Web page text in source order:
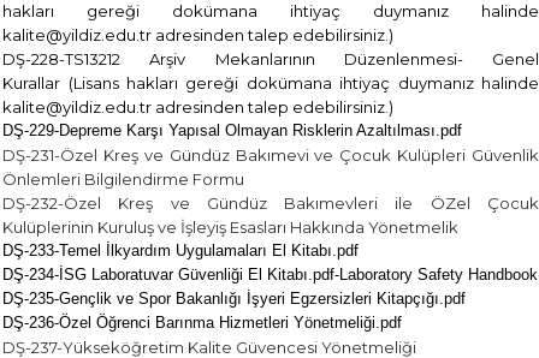
hakları gereği dokümana ihtiyaç duymanız halinde
kalite@yildiz.edu.tr adresinden talep edebilirsiniz.)
DŞ-228-TS13212 Arşiv Mekanlarının Düzenlenmesi- Genel
Kurallar (Lisans hakları gereği dokümana ihtiyaç duymanız halinde
kalite@yildiz.edu.tr adresinden talep edebilirsiniz.)
DŞ-229-Depreme Karşı Yapısal Olmayan Risklerin Azaltılması.pdf
DŞ-231-Özel Kreş ve Gündüz Bakımevi ve Çocuk Kulüpleri Güvenlik
Önlemleri Bilgilendirme Formu
DŞ-232-Özel Kreş ve Gündüz Bakımevleri ile ÖZel Çocuk
Kulüplerinin Kuruluş ve İşleyiş Esasları Hakkında Yönetmelik
DŞ-233-Temel İlkyardım Uygulamaları El Kitabı.pdf
DŞ-234-İSG Laboratuvar Güvenliği El Kitabı.pdf-Laboratory Safety Handbook
DŞ-235-Gençlik ve Spor Bakanlığı İşyeri Egzersizleri Kitapçığı.pdf
DŞ-236-Özel Öğrenci Barınma Hizmetleri Yönetmeliği.pdf
DŞ-237-Yükseköğretim Kalite Güvencesi Yönetmeliği